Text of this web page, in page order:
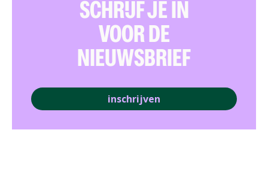
SCHRIJF JE IN
VOOR DE
NIEUWSBRIEF
inschrijven